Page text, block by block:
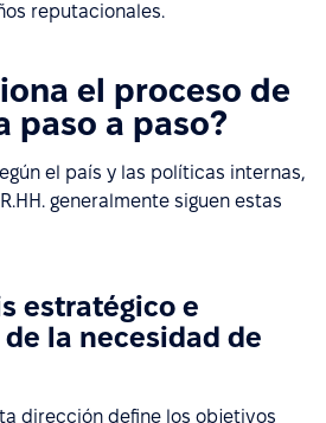
reputacionales.
el proceso de
paso a paso?
el país y las políticas internas,
generalmente siguen estas
estratégico e
la necesidad de
dirección define los objetivos